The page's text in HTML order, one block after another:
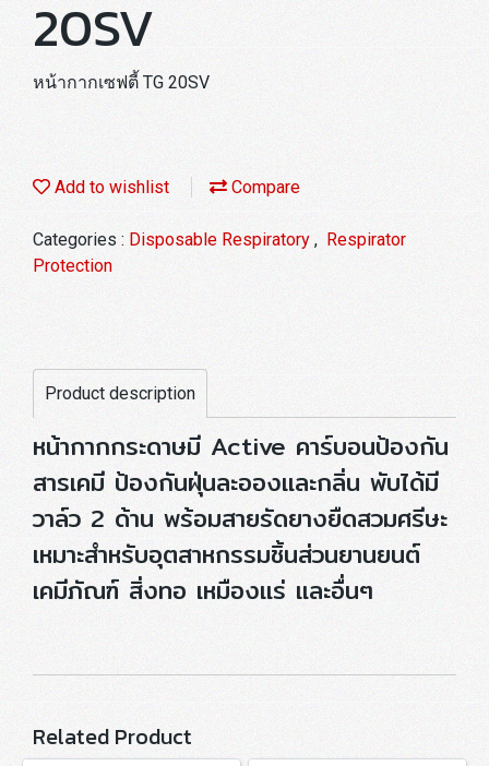
20SV
หน้ากากเซฟตี้ TG 20SV
Add to wishlist Compare
Categories : Disposable Respiratory , Respirator
Protection
Product description
หน้ากากกระดาษมี Active คาร์บอนป้องกัน
สารเคมี ป้องกันฝุ่นละอองและกลิ่น พับได้มี
วาล์ว 2 ด้าน พร้อมสายรัดยางยืดสวมศรีษะ
เหมาะสำหรับอุตสาหกรรมชิ้นส่วนยานยนต์
เคมีภัณฑ์ สิ่งทอ เหมืองแร่ และอื่นๆ
Related Product